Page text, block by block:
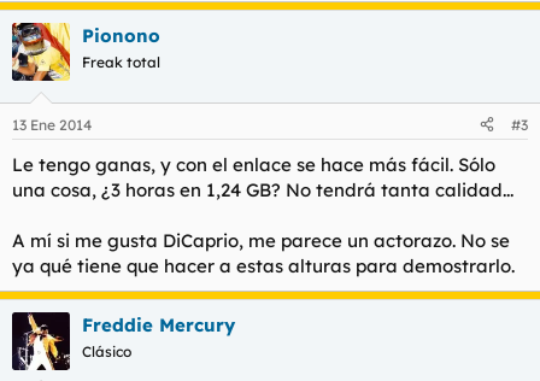
Pionono
Freak total
13 Ene 2014 #3
Le tengo ganas, y con el enlace se hace más fácil. Sólo
una cosa, ¿3 horas en 1,24 GB? No tendrá tanta calidad...
A mí si me gusta DiCaprio, me parece un actorazo. No se
ya qué tiene que hacer a estas alturas para demostrarlo.
Freddie Mercury
Clásico